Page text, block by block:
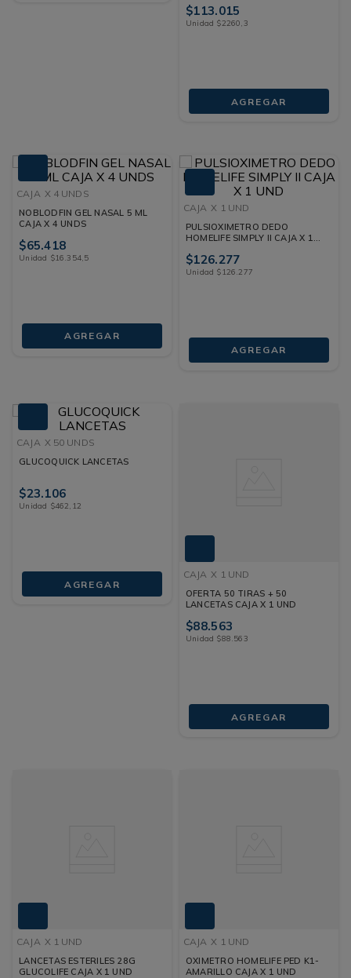
CAJA X 50 UNDS
$113.015
Unidad $2260, 3
AGREGAR
CAJA X 4 UNDS
NOBLODFIN GEL NASAL 5 ML
CAJA X 4 UNDS
$65.418
Unidad $16.354,5
AGREGAR
CAJA X 1 UND
PULSIOXIMETRO DEDO
HOMELIFE SIMPLY II CAJA X 1
$126.277
Unidad $126.277
AGREGAR
CAJA X 50 UNDS
GLUCOQUICK LANCETAS
$23.106
Unidad $462, 12
AGREGAR
CAJA X 1 UND
OFERTA 50 TIRAS + 50
LANCETAS CAJA X 1 UND
$88.563
Unidad $88.563
AGREGAR
CAJA X 1 UND
LANCETAS ESTERILES 28G
GLUCOLIFE CAJA X 1 UND
CAJA X 1 UND
OXIMETRO HOMELIFE PED K1-
AMARILLO CAJA X 1 UND